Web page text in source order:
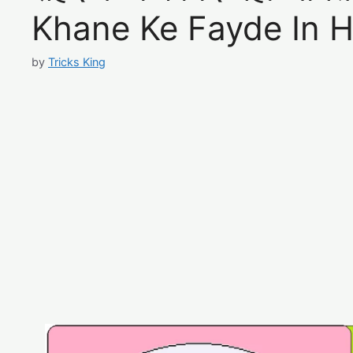
Khane Ke Fayde In
by Tricks King